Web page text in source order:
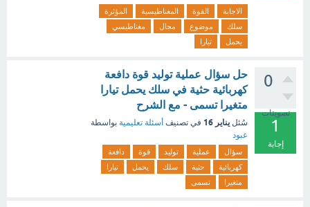
الاجابة القوة المغناطيسية
المؤثرة
سلك
موضوع مجال
مغناطيسي
يحمل
تيارا
0
تصويتات
1
إجابة
حل سؤال عملية توليد قوة دافعة
كهربائية حثية في سلك يحمل تيارا
متغيرا تسمى - مع الشرح
سُئل يناير 16 في تصنيف أسئلة تعليمية بواسطة
عبود
سؤال عملية توليد قوة
دافعة
كهربائية
حثية سلك يحمل
تيارا
متغيرا
تسمى